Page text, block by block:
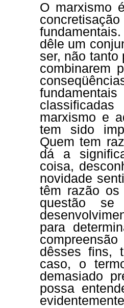
O marxismo
dêle um
ser, não tanto
combinarem
marxismo e
tem sido
Quem tem
dá a
coisa,
novidade
têm razão
questão
para
dêsses fins,
caso, o
demasiado
possa